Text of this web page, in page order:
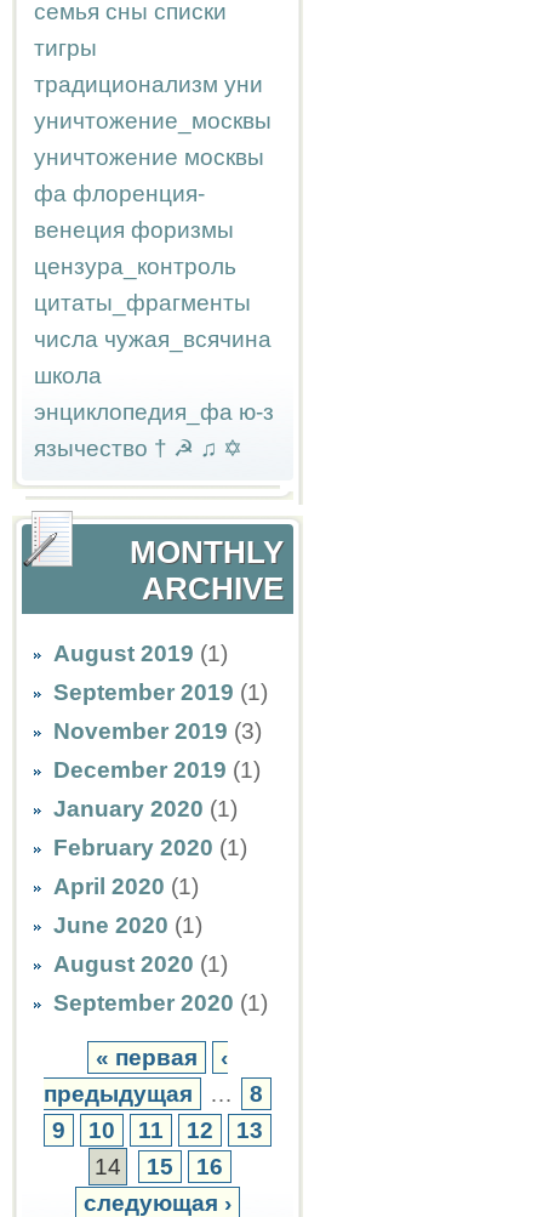
семья сны списки
тигры
традиционализм уни
уничтожение_москвы
уничтожение москвы
фа флоренция-
венеция форизмы
цензура_контроль
цитаты_фрагменты
числа чужая_всячина
школа
энциклопедия_фа ю-з
язычество † ☭ ♫ ✡
MONTHLY
ARCHIVE
August 2019 (1)
September 2019 (1)
November 2019 (3)
December 2019 (1)
January 2020 (1)
February 2020 (1)
April 2020 (1)
June 2020 (1)
August 2020 (1)
September 2020 (1)
« первая
‹
предыдущая
…
8
9
10 11 12
13
14
15
16
следующая ›